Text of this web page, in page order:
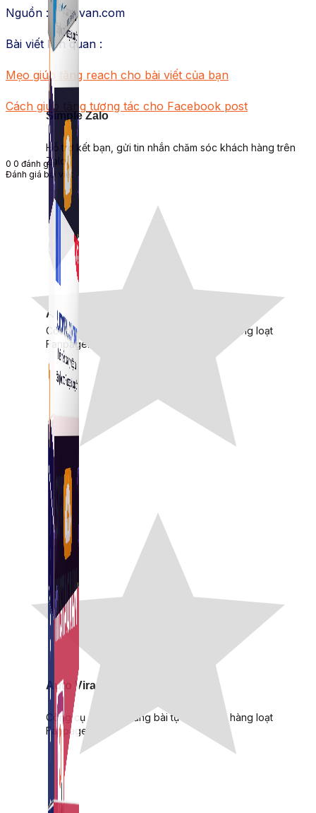
Auto Viral Content
Công cụ đặt lịch, đăng bài tự động cho hàng loạt
Fanpage.
Simple Zalo
Hỗ trợ kết bạn, gửi tin nhắn chăm sóc khách hàng trên
Zalo.
Auto Viral Content
Công cụ đặt lịch, đăng bài tự động cho hàng loạt
Fanpage.
Nguồn : Haravan.com
Bài viết liên quan :
Mẹo giúp tăng reach cho bài viết của bạn
Cách giúp tăng tương tác cho Facebook post
0 0 đánh giá
Đánh giá bài viết